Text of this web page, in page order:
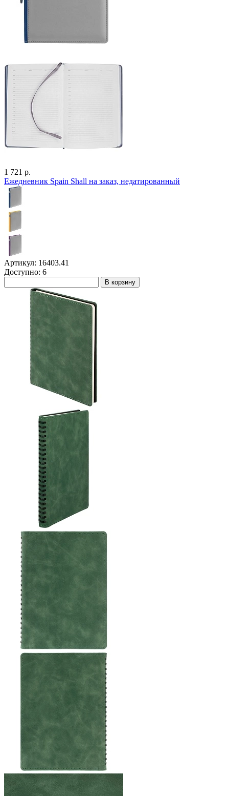
1 721 р.
Ежедневник Spain Shall на заказ, недатированный
Артикул: 16403.41
Доступно: 6
В корзину